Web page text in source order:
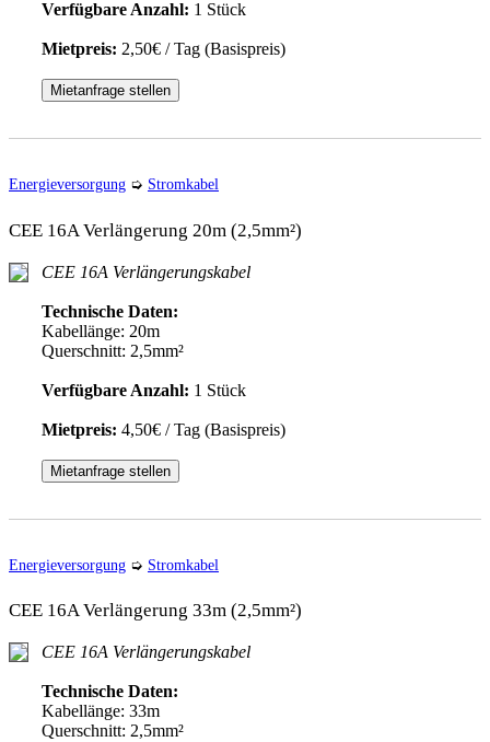
Verfügbare Anzahl: 1 Stück
Mietpreis: 2,50€ / Tag (Basispreis)
Mietanfrage stellen
Energieversorgung ➭ Stromkabel
CEE 16A Verlängerung 20m (2,5mm²)
CEE 16A Verlängerungskabel
Technische Daten:
Kabellänge: 20m
Querschnitt: 2,5mm²
Verfügbare Anzahl: 1 Stück
Mietpreis: 4,50€ / Tag (Basispreis)
Mietanfrage stellen
Energieversorgung ➭ Stromkabel
CEE 16A Verlängerung 33m (2,5mm²)
CEE 16A Verlängerungskabel
Technische Daten:
Kabellänge: 33m
Querschnitt: 2,5mm²